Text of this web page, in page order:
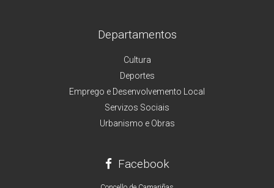
Departamentos
Cultura
Deportes
Emprego e Desenvolvemento Local
Servizos Sociais
Urbanismo e Obras
Facebook